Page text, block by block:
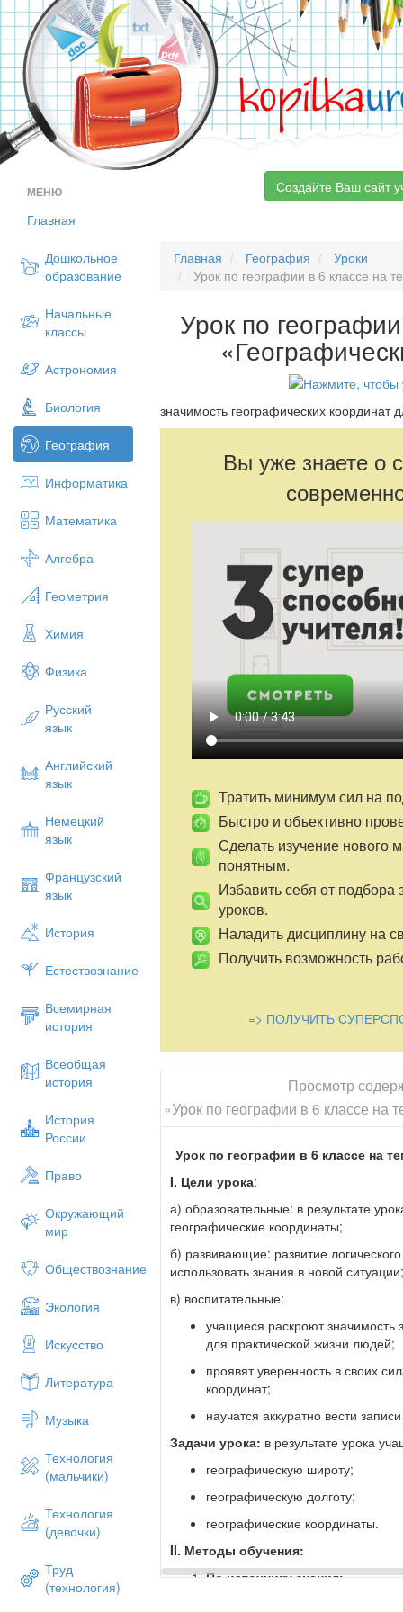
kopilka
МЕНЮ
Главная
Дошкольное
образование
Начальные
классы
Астрономия
Биология
География
Информатика
Математика
Алгебра
Геометрия
Химия
Физика
Русский
язык
Английский
язык
Немецкий
язык
Французский
язык
История
Естествознание
Всемирная
история
Всеобщая
история
История
России
Право
Окружающий
мир
Обществознание
Экология
Искусство
Литература
Музыка
Технология
(мальчики)
Технология
(девочки)
Труд
(технология)
Создайте Ваш сайт
Главная География
Уроки
Урок по географии в 6 классе на
Урок по
значимость географических координат
Вы уже знаете о
Тратить минимум сил на
Быстро и объективно
Сделать изучение нового
понятным.
Избавить себя от подбора
уроков.
Наладить дисциплину на
Получить возможность
=> ПОЛУЧИТЬ
Просмотр
«Урок по географии в 6 классе на
Урок по географии в 6 классе на
I. Цели урока:
а) образовательные: в результате
географические координаты;
б) развивающие: развитие
использовать знания в новой
в) воспитательные:
учащиеся раскроют значимость
для практической жизни людей;
проявят уверенность в своих
координат;
научатся аккуратно вести
Задачи урока: в результате урока
географическую широту;
географическую долготу;
географические координаты.
II. Методы обучения:
По источнику знания: